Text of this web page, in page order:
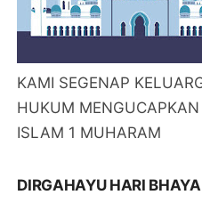
KAMI SEGENAP
HUKUM
ISLAM 1 MUHARAM
DIRGAHAYU HARI